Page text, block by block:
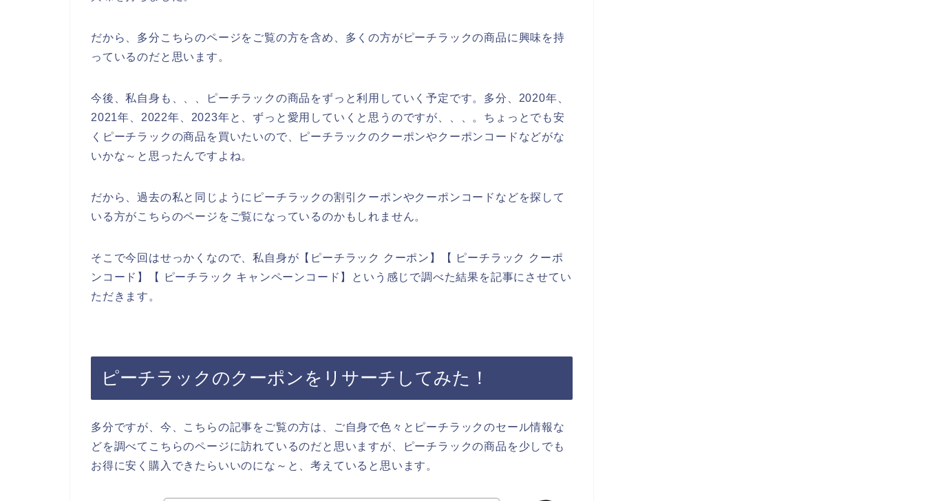
だから、多分こちらのページをご覧の方を含め、多くの方がピーチラックの商品に興味を持
っているのだと思います。
今後、私自身も、、、ピーチラックの商品をずっと利用していく予定です。多分、2020年、
2021年、2022年、2023年と、ずっと愛用していくと思うのですが、、、。ちょっとでも安
くピーチラックの商品を買いたいので、ピーチラックのクーポンやクーポンコードなどがな
いかな～と思ったんですよね。
だから、過去の私と同じようにピーチラックの割引クーポンやクーポンコードなどを探して
いる方がこちらのページをご覧になっているのかもしれません。
そこで今回はせっかくなので、私自身が【ピーチラック クーポン】【 ピーチラック クーポ
ンコード】【 ピーチラック キャンペーンコード】という感じで調べた結果を記事にさせてい
ただきます。
ピーチラックのクーポンをリサーチしてみた！
多分ですが、今、こちらの記事をご覧の方は、ご自身で色々とピーチラックのセール情報な
どを調べてこちらのページに訪れているのだと思いますが、ピーチラックの商品を少しでも
お得に安く購入できたらいいのにな～と、考えていると思います。